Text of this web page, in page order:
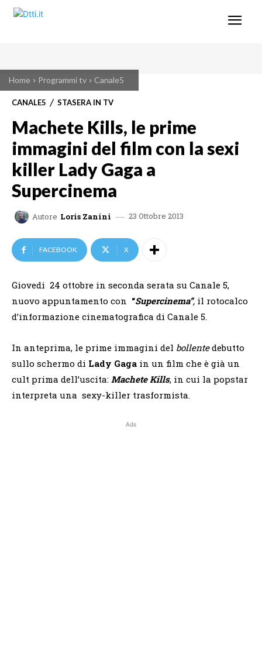
Home Programmi tv Canale5
CANALE5 STASERA IN TV
Machete Kills, le prime
immagini del film con la sexi
killer Lady Gaga a
Supercinema
Autore Loris Zanini 23 Ottobre 2013
FACEBOOK X
Giovedi 24 ottobre in seconda serata su Canale 5,
nuovo appuntamento con “Supercinema”, il rotocalco
d’informazione cinematografica di Canale 5.
In anteprima, le prime immagini del bollentedebutto
sullo schermo di Lady Gaga in un film che è già un
cult prima dell’uscita: Machete Kills, in cui la popstar
interpreta una sexy-killer trasformista.
Ads